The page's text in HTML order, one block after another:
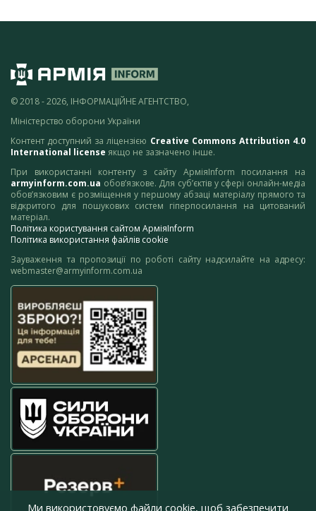
© 2018 - 2026, ІНФОРМАЦІЙНЕ АГЕНТСТВО,
Міністерство оборони України
Контент доступний за ліцензією Creative Commons Attribution 4.0
International license якщо не зазначено інше.
При використанні контенту з сайту АрміяInform посилання на
armyinform.com.ua обов’язкове. Для суб’єктів у сфері онлайн-медіа
обов’язковим є розміщення у першому абзаці матеріалу прямого та
відкритого для пошукових систем гіперпосилання на цитований
матеріал.
Політика користування сайтом АрміяInform
Політика використання файлів cookie
Зауваження та пропозиції по роботі сайту надсилайте на адресу:
webmaster@armyinform.com.ua
Ми використовуємо файли cookie, щоб забезпечити